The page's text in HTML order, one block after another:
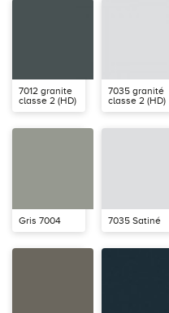
7012 granite
classe 2 (HD)
7035 granité
classe 2 (HD)
Gris 7004 7035 Satiné